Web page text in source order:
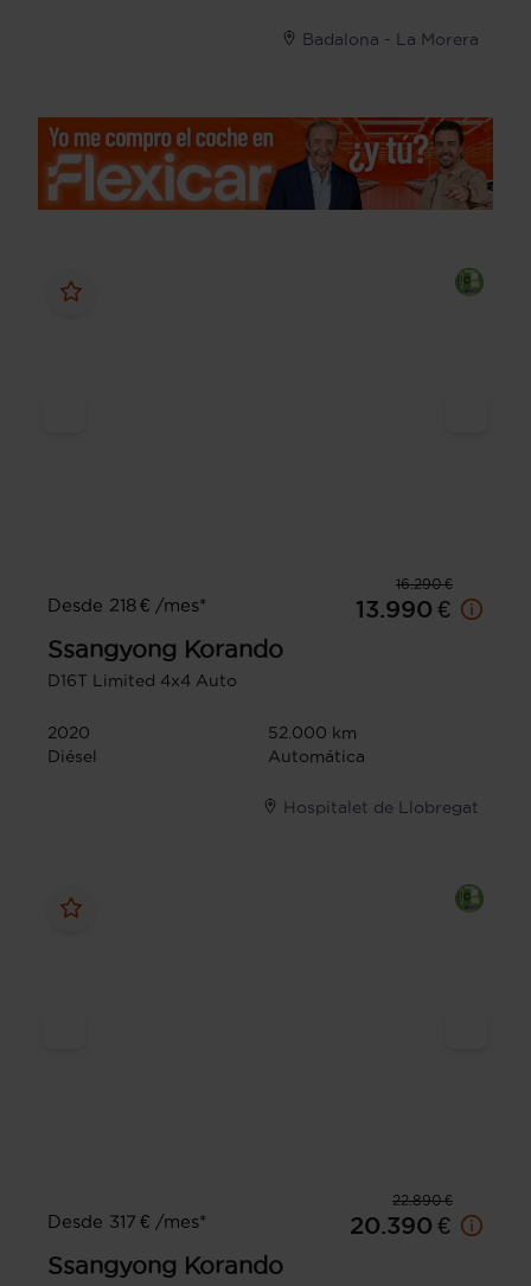
Badalona - La Morera
16.290 €
Desde 218 € /mes*
13.990 €
Ssangyong Korando
D16T Limited 4x4 Auto
2020
52.000 km
Diésel
Automática
Hospitalet de Llobregat
22.890 €
Desde 317 € /mes*
20.390 €
Ssangyong Korando